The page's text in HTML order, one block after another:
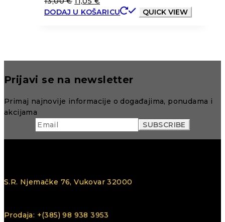
DODAJ U KOŠARICU
QUICK VIEW
Prijavi se na newsletter
Primaj najnovije informacije o događajima, ponudama i
akcijama
S.R. Njemačke 76, Vukovar 32000
Prodaja: +(385) 98 938 3953